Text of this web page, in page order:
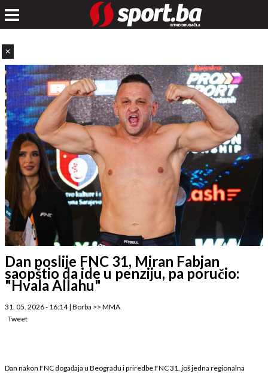
✕
Dan poslije FNC 31, Miran Fabjan
saopštio da ide u penziju, pa poručio:
"Hvala Allahu"
31. 05. 2026 - 16:14| Borba >> MMA
Tweet
Dan nakon FNC događaja u Beogradu i priredbe FNC 31, još jedna regionalna